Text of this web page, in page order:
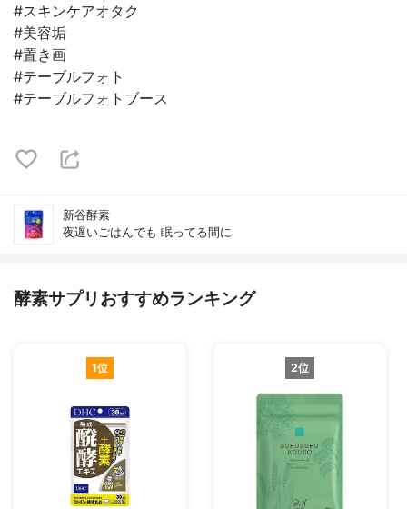
#スキンケアオタク
#美容垢
#置き画
#テーブルフォト
#テーブルフォトブース
新谷酵素
夜遅いごはんでも 眠ってる間に
酵素サプリおすすめランキング
1位 2位